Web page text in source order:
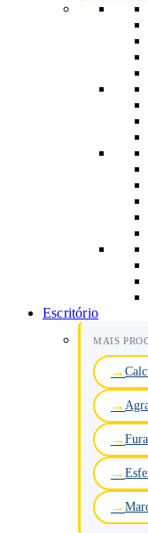
Escritório
MAIS